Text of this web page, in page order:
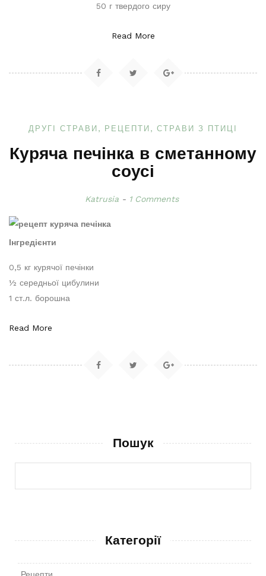
50 г твердого сиру
Read More
ДРУГІ СТРАВИ РЕЦЕПТИ СТРАВИ З ПТИЦІ
Куряча печінка в сметанному
соусі
Katrusia 1 Comments
Інгредієнти
0,5 кг курячої печінки
½ середньої цибулини
1 ст.л. борошна
Read More
Пошук
Категорії
Рецепти